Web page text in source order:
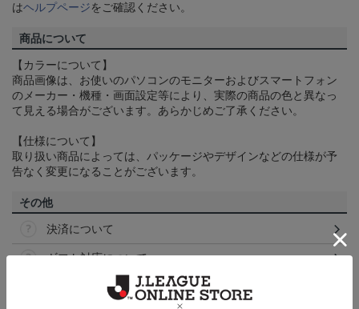
はヘルプページをご確認ください。
商品について
【カラーについて】
商品画像は、お使いのパソコンのモニターおよびスマートフォン
のメーカー・機種・画面設定等により、実際の商品の色と異なっ
て見える場合がございます。あらかじめご了承ください。
【仕様について】
取り扱い商品によっては、パッケージやデザインなどの仕様が予
告なく変更になることがございます。
その他
決済について
ギフト対応について
ヘルプページ